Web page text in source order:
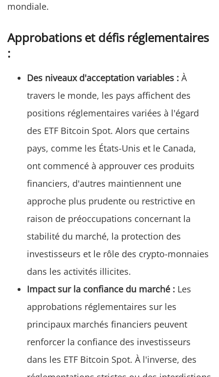
mondiale.
Approbations et défis réglementaires
:
Des niveaux d'acceptation variables : À
travers le monde, les pays affichent des
positions réglementaires variées à l'égard
des ETF Bitcoin Spot. Alors que certains
pays, comme les États-Unis et le Canada,
ont commencé à approuver ces produits
financiers, d'autres maintiennent une
approche plus prudente ou restrictive en
raison de préoccupations concernant la
stabilité du marché, la protection des
investisseurs et le rôle des crypto-monnaies
dans les activités illicites.
Impact sur la confiance du marché : Les
approbations réglementaires sur les
principaux marchés financiers peuvent
renforcer la confiance des investisseurs
dans les ETF Bitcoin Spot. À l'inverse, des